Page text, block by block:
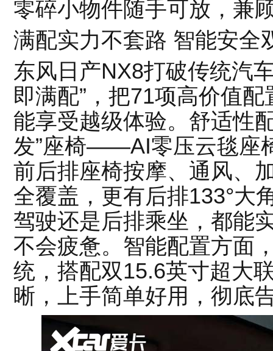
零碎小物件随手可放，兼
满配实力不套路 智能安全
东风日产NX8打破传统汽
即满配”，把71项高价值
能享受越级体验。舒适性
发”座椅——AI零压云毯座
前后排座椅按摩、通风、
全覆盖，更有后排133°大
驾驶还是后排乘坐，都能
不会疲惫。智能配置方面
统，搭配双15.6英寸超大
晰，上手简单好用，彻底